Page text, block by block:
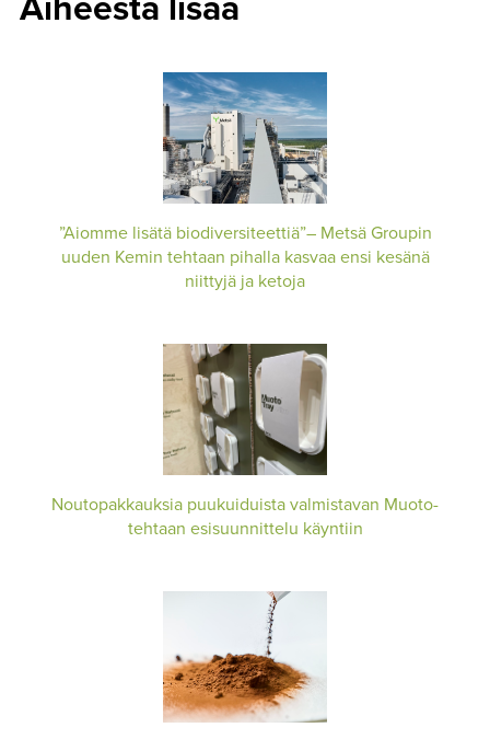
Aiheesta lisää
”Aiomme lisätä biodiversiteettiä”– Metsä Groupin
uuden Kemin tehtaan pihalla kasvaa ensi kesänä
niittyjä ja ketoja
Noutopakkauksia puukuiduista valmistavan Muoto-
tehtaan esisuunnittelu käyntiin